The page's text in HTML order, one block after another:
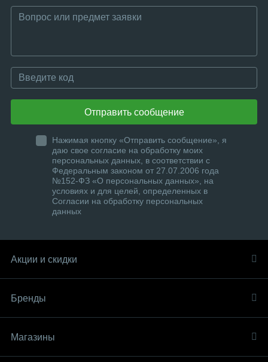
Отправить сообщение
Нажимая кнопку «Отправить сообщение», я
даю свое согласие на обработку моих
персональных данных, в соответствии с
Федеральным законом от 27.07.2006 года
№152-ФЗ «О персональных данных», на
условиях и для целей, определенных в
Согласии на обработку персональных
данных
Акции и скидки
Бренды
Магазины